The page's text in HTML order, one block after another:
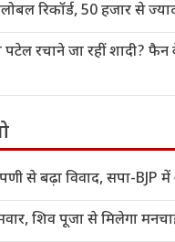
रिकॉर्ड, 50 हजार से
पटेल रचाने जा रहीं शादी?
से बढ़ा विवाद, सपा-BJP
शिव पूजा से मिलेगा